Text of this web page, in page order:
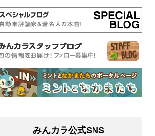
みんカラ公式SNS